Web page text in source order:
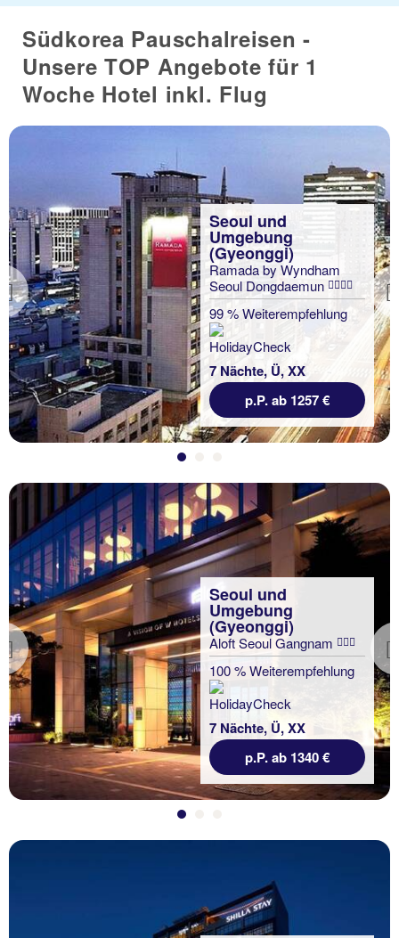
Südkorea Pauschalreisen -
Unsere TOP Angebote für 1
Woche Hotel inkl. Flug
Previous
Seoul und
Umgebung
(Gyeonggi)
Ramada by Wyndham
Seoul Dongdaemun
99 % Weiterempfehlung
7 Nächte, Ü, XX
p.P. ab 1257 €
Previous
Seoul und
Umgebung
(Gyeonggi)
Aloft Seoul Gangnam
100 % Weiterempfehlung
7 Nächte, Ü, XX
p.P. ab 1340 €